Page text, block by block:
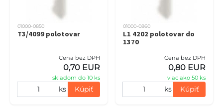
01000-0850
T3/4099 polotovar
Cena bez DPH
0,70 EUR
skladom do 10 ks
ks Kúpiť
01000-0860
L1 4202 polotovar do
1370
Cena bez DPH
0,80 EUR
viac ako 50 ks
ks Kúpiť